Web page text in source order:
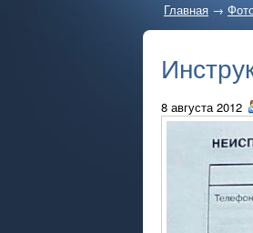
Главная →
8 августа 2012